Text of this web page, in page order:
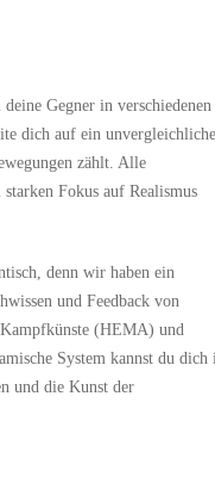
Gegner in verschiedenen
dich auf ein
zählt. Alle
Fokus auf Realismus
denn wir haben ein
und Feedback von
(HEMA) und
System kannst du dich
und die Kunst der